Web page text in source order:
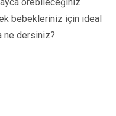
bebekleriniz için ideal
ne dersiniz?